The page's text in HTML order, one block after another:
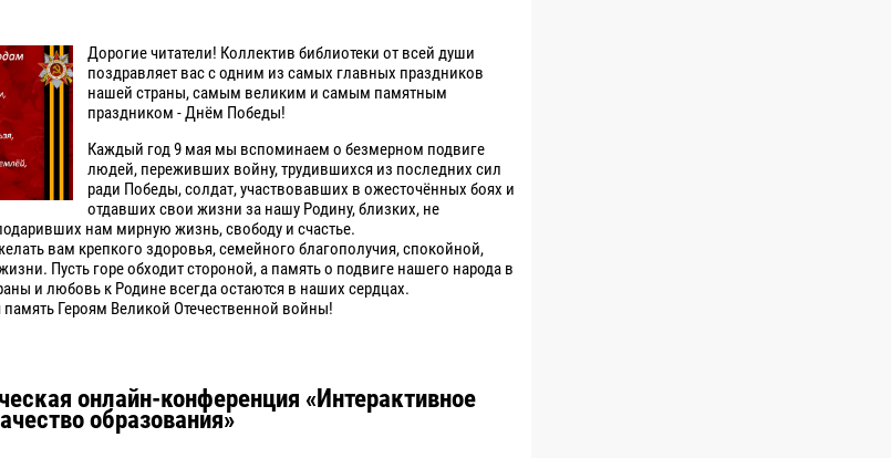
Дорогие читатели! Коллектив библиотеки от всей души
поздравляет вас с одним из самых главных праздников
нашей страны, самым великим и самым памятным
праздником - Днём Победы!
Каждый год 9 мая мы вспоминаем о безмерном подвиге
людей, переживших войну, трудившихся из последних сил
ради Победы, солдат, участвовавших в ожесточённых боях и
отдавших свои жизни за нашу Родину, близких, не
нам мирную жизнь, свободу и счастье.
вам крепкого здоровья, семейного благополучия, спокойной,
Пусть горе обходит стороной, а память о подвиге нашего народа в
и любовь к Родине всегда остаются в наших сердцах.
Героям Великой Отечественной войны!
онлайн-конференция «Интерактивное
образования»